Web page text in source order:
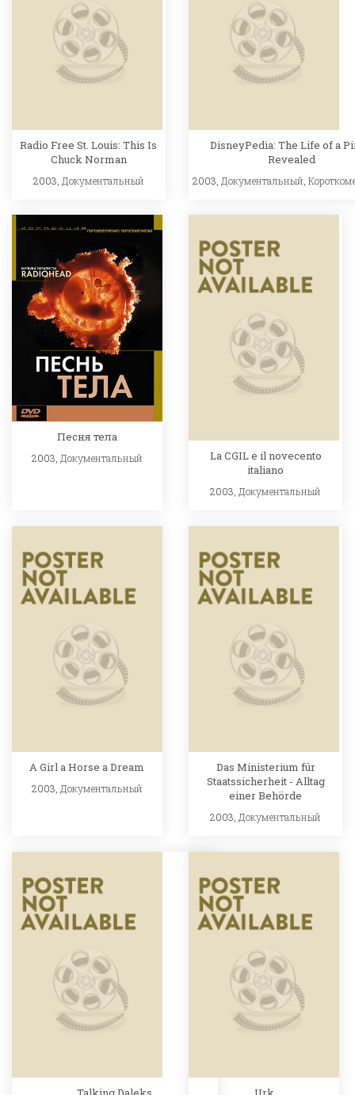
Radio Free St. Louis: This Is
Chuck Norman
2003, Документальный
DisneyPedia: The Life of a
Revealed
2003, Документальный ,
Песня тела
2003, Документальный
La CGIL e il novecento
italiano
2003,Документальный
A Girl a Horse a Dream
2003, Документальный
Das Ministerium für
Staatssicherheit - Alltag
einer Behörde
2003, Документальный